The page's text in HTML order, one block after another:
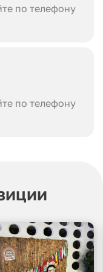
по телефону
по телефону